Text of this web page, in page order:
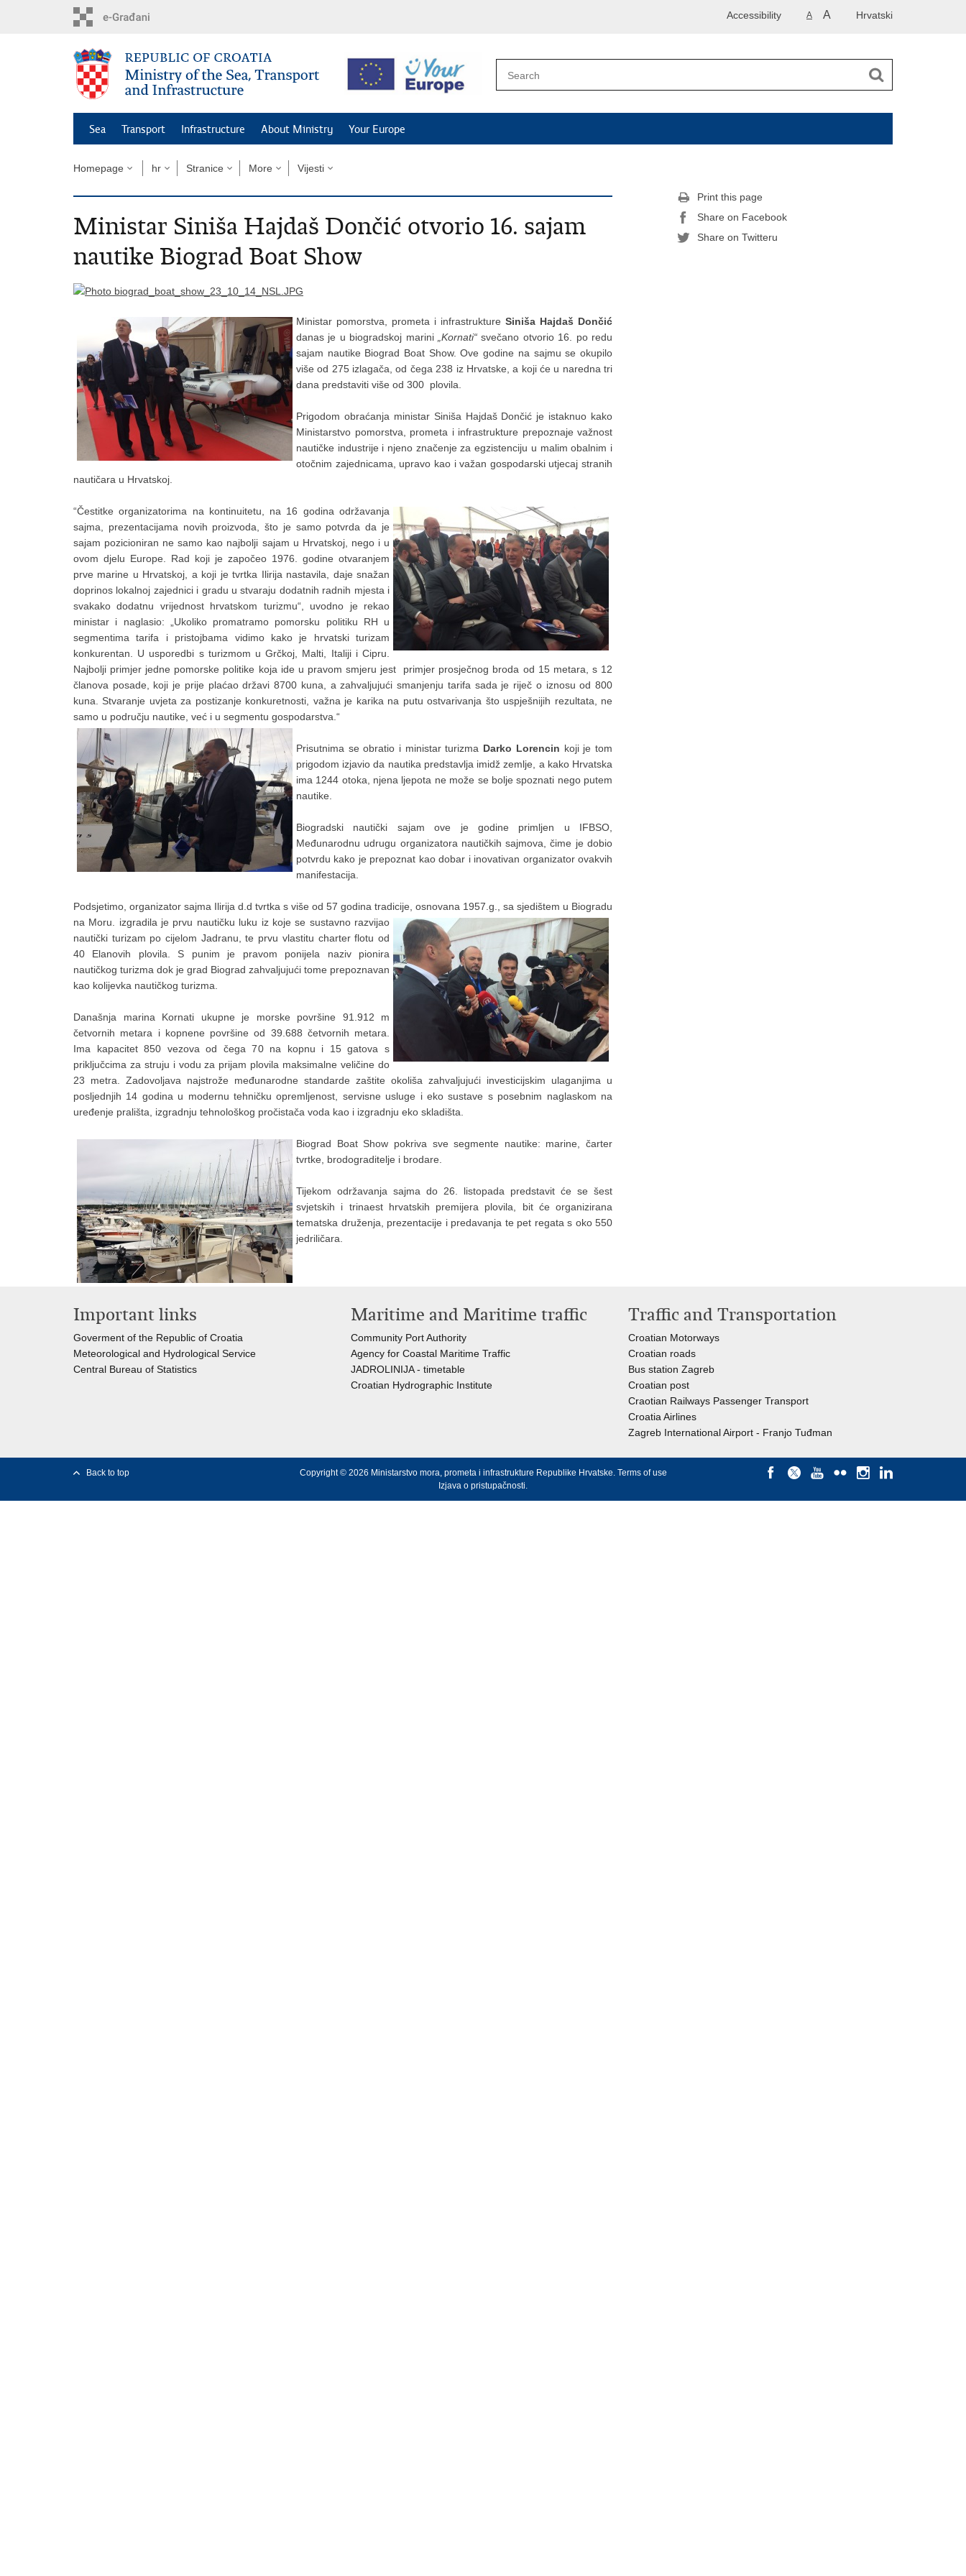
Hrvatski
A A
Accessibility
Sea Transport Infrastructure About Ministry Your Europe
Homepage hr Stranice More Vijesti
Ministar Siniša Hajdaš Dončić otvorio 16. sajam
nautike Biograd Boat Show
Ministar pomorstva, prometa i infrastrukture Siniša Hajdaš Dončić
danas je u biogradskoj marini „Kornati“ svečano otvorio 16. po redu
sajam nautike Biograd Boat Show. Ove godine na sajmu se okupilo
više od 275 izlagača, od čega 238 iz Hrvatske, a koji će u naredna tri
dana predstaviti više od 300 plovila.
Prigodom obraćanja ministar Siniša Hajdaš Dončić je istaknuo kako
Ministarstvo pomorstva, prometa i infrastrukture prepoznaje važnost
nautičke industrije i njeno značenje za egzistenciju u malim obalnim i
otočnim zajednicama, upravo kao i važan gospodarski utjecaj stranih
nautičara u Hrvatskoj.
“Čestitke organizatorima na kontinuitetu, na 16 godina održavanja
sajma, prezentacijama novih proizvoda, što je samo potvrda da je
sajam pozicioniran ne samo kao najbolji sajam u Hrvatskoj, nego i u
ovom djelu Europe. Rad koji je započeo 1976. godine otvaranjem
prve marine u Hrvatskoj, a koji je tvrtka Ilirija nastavila, daje snažan
doprinos lokalnoj zajednici i gradu u stvaraju dodatnih radnih mjesta i
svakako dodatnu vrijednost hrvatskom turizmu“, uvodno je rekao
ministar i naglasio: „Ukoliko promatramo pomorsku politiku RH u
segmentima tarifa i pristojbama vidimo kako je hrvatski turizam
konkurentan. U usporedbi s turizmom u Grčkoj, Malti, Italiji i Cipru.
Najbolji primjer jedne pomorske politike koja ide u pravom smjeru jest primjer prosječnog broda od 15 metara, s 12
članova posade, koji je prije plaćao državi 8700 kuna, a zahvaljujući smanjenju tarifa sada je riječ o iznosu od 800
kuna. Stvaranje uvjeta za postizanje konkuretnosti, važna je karika na putu ostvarivanja što uspješnijih rezultata, ne
samo u području nautike, već i u segmentu gospodarstva.“
Prisutnima se obratio i ministar turizma Darko Lorencin koji je tom
prigodom izjavio da nautika predstavlja imidž zemlje, a kako Hrvatska
ima 1244 otoka, njena ljepota ne može se bolje spoznati nego putem
nautike.
Biogradski nautički sajam ove je godine primljen u IFBSO,
Međunarodnu udrugu organizatora nautičkih sajmova, čime je dobio
potvrdu kako je prepoznat kao dobar i inovativan organizator ovakvih
manifestacija.
Podsjetimo, organizator sajma Ilirija d.d tvrtka s više od 57 godina tradicije, osnovana 1957.g., sa sjedištem u Biogradu
na Moru. izgradila je prvu nautičku luku iz koje se sustavno razvijao
nautički turizam po cijelom Jadranu, te prvu vlastitu charter flotu od
40 Elanovih plovila. S punim je pravom ponijela naziv pionira
nautičkog turizma dok je grad Biograd zahvaljujući tome prepoznavan
kao kolijevka nautičkog turizma.
Današnja marina Kornati ukupne je morske površine 91.912 m
četvornih metara i kopnene površine od 39.688 četvornih metara.
Ima kapacitet 850 vezova od čega 70 na kopnu i 15 gatova s
priključcima za struju i vodu za prijam plovila maksimalne veličine do
23 metra. Zadovoljava najstrože međunarodne standarde zaštite okoliša zahvaljujući investicijskim ulaganjima u
posljednjih 14 godina u modernu tehničku opremljenost, servisne usluge i eko sustave s posebnim naglaskom na
uređenje prališta, izgradnju tehnološkog pročistača voda kao i izgradnju eko skladišta.
Biograd Boat Show pokriva sve segmente nautike: marine, čarter
tvrtke, brodograditelje i brodare.
Tijekom održavanja sajma do 26. listopada predstavit će se šest
svjetskih i trinaest hrvatskih premijera plovila, bit će organizirana
tematska druženja, prezentacije i predavanja te pet regata s oko 550
jedriličara.
Print this page
Share on Facebook
Share on Twitteru
Important links
Goverment of the Republic of Croatia
Meteorological and Hydrological Service
Central Bureau of Statistics
Maritime and Maritime traffic
Community Port Authority
Agency for Coastal Maritime Traffic
JADROLINIJA - timetable
Croatian Hydrographic Institute
Traffic and Transportation
Croatian Motorways
Croatian roads
Bus station Zagreb
Croatian post
Craotian Railways Passenger Transport
Croatia Airlines
Zagreb International Airport - Franjo Tuđman
Back to top Copyright © 2026 Ministarstvo mora, prometa i infrastrukture Republike Hrvatske. Terms of use
Izjava o pristupačnosti.